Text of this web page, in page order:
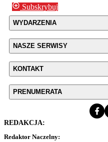
Subskrybuj
WYDARZENIA
NASZE SERWISY
KONTAKT
PRENUMERATA
REDAKCJA:
Redaktor Naczelny: